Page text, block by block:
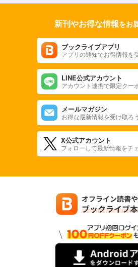
新刊やお得な情報をお
ブックライブアプリ
アプリの通知でお得情報を
LINE公式アカウント
アカウント連携で限定クー
メールマガジン
お得な最新情報を受け取ろ
X公式アカウント
フォローして最新情報をチ